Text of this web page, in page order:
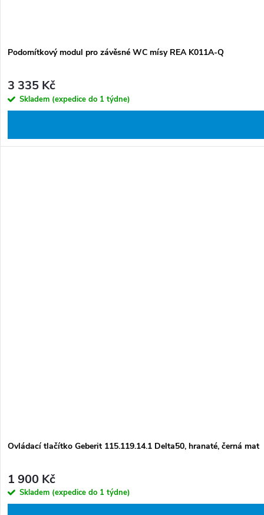
Podomítkový modul pro závěsné WC mísy REA K011A-Q
3 335 Kč
Skladem (expedice do 1 týdne)
Ovládací tlačítko Geberit 115.119.14.1 Delta50, hranaté, černá mat
1 900 Kč
Skladem (expedice do 1 týdne)